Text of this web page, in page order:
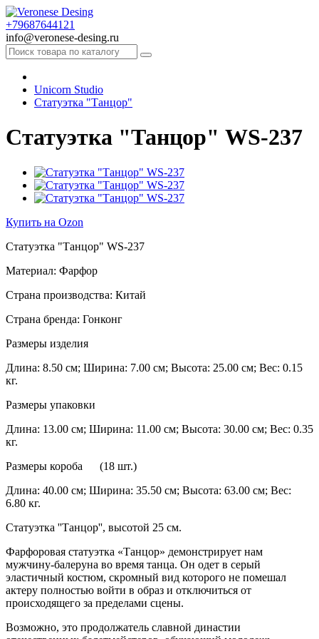
+79687644121
info@veronese-desing.ru
Unicorn Studio
Статуэтка "Танцор"
Статуэтка "Танцор" WS-237
Купить на Ozon
Статуэтка "Танцор" WS-237
Материал: Фарфор
Страна производства: Китай
Страна бренда: Гонконг
Размеры изделия
Длина: 8.50 см; Ширина: 7.00 см; Высота: 25.00 см; Вес: 0.15
кг.
Размеры упаковки
Длина: 13.00 см; Ширина: 11.00 см; Высота: 30.00 см; Вес: 0.35
кг.
Размеры короба (18 шт.)
Длина: 40.00 см; Ширина: 35.50 см; Высота: 63.00 см; Вес:
6.80 кг.
Статуэтка ''Танцор'', высотой 25 см.
Фарфоровая статуэтка «Танцор» демонстрирует нам
мужчину-балеруна во время танца. Он одет в серый
эластичный костюм, скромный вид которого не помешал
актеру полностью войти в образ и отключиться от
происходящего за пределами сцены.
Возможно, это продолжатель славной династии